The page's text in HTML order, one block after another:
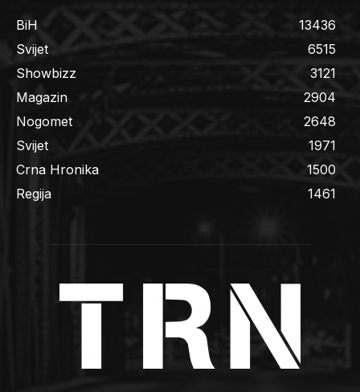
BiH
13436
Svijet
6515
Showbizz
3121
Magazin
2904
Nogomet
2648
Svijet
1971
Crna Hronika
1500
Regija
1461